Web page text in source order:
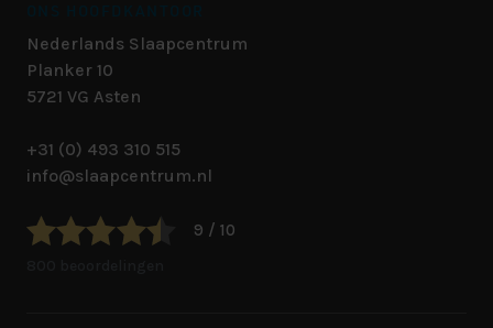
Nederlands Slaapcentrum
Planker 10
5721 VG Asten
+31 (0) 493 310 515
info@slaapcentrum.nl
9 / 10